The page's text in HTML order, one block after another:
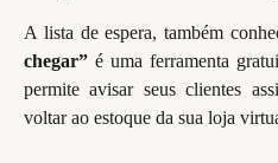
A lista de espera, também
chegar” é uma ferramenta
permite avisar seus clientes
voltar ao estoque da sua loja